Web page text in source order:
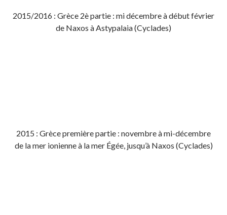
2015/2016 : Grèce 2è partie : mi décembre à début février
de Naxos à Astypalaia (Cyclades)
2015 : Grèce première partie : novembre à mi-décembre
de la mer ionienne à la mer Égée, jusqu’à Naxos (Cyclades)